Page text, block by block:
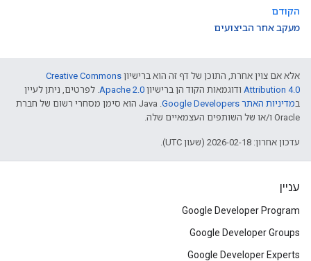
הקודם
מעקב אחר הביצועים
אלא אם צוין אחרת, התוכן של דף זה הוא ברישיון Creative Commons
Attribution 4.0 ודוגמאות הקוד הן ברישיון Apache 2.0. לפרטים, ניתן לעיין
במדיניות האתר Google Developers‏
.‏ Java הוא סימן מסחרי רשום של חברת
Oracle ו/או של השותפים העצמאיים שלה.
עדכון אחרון: 2026-02-18 (שעון UTC).
עניין
Google Developer Program
Google Developer Groups
Google Developer Experts